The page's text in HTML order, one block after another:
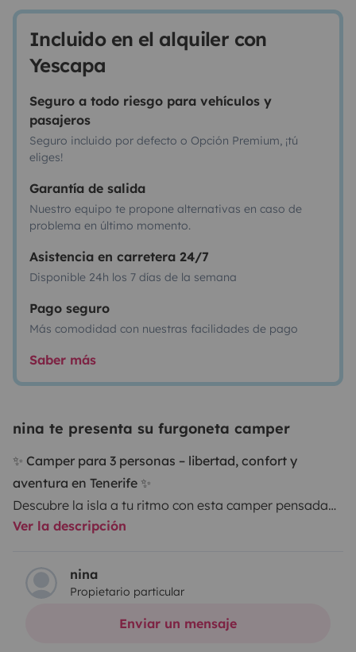
Incluido en el alquiler con
Yescapa
Seguro a todo riesgo para vehículos y
pasajeros
Seguro incluido por defecto o Opción Premium, ¡tú
eliges!
Garantía de salida
Nuestro equipo te propone alternativas en caso de
problema en último momento.
Asistencia en carretera 24/7
Disponible 24h los 7 días de la semana
Pago seguro
Más comodidad con nuestras facilidades de pago
Saber más
nina te presenta su furgoneta camper
✨ Camper para 3 personas – libertad, confort y
aventura en Tenerife ✨
Descubre la isla a tu ritmo con esta camper pensada
para disfrutar sin preocupaciones. Cómoda, funcional
preocuparte de vivir la experiencia.
🛏Descanso perfecto
Cama matrimonial fija, siempre lista para relajarte
Ver la descripción
nina
Propietario particular
Enviar un mensaje